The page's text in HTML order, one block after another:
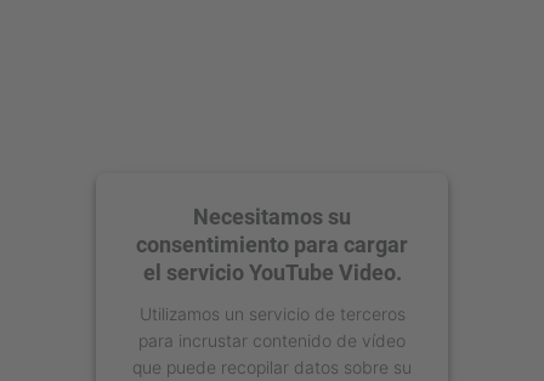
Necesitamos su
consentimiento para cargar
el servicio YouTube Video.
Utilizamos un servicio de terceros
para incrustar contenido de vídeo
que puede recopilar datos sobre su